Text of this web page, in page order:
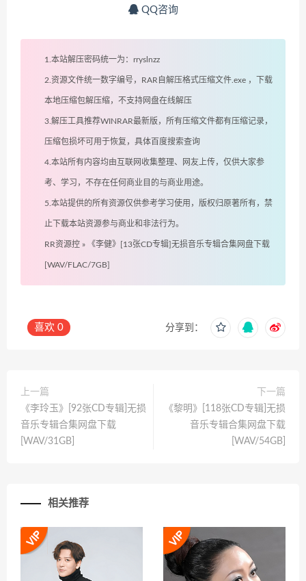
QQ咨询
1.本站解压密码统一为：rryslnzz
2.资源文件统一数字编号，RAR自解压格式压缩文件.exe ，下载
本地压缩包解压缩，不支持网盘在线解压
3.解压工具推荐WINRAR最新版，所有压缩文件都有压缩记录，
压缩包损坏可用于恢复，具体百度搜索查询
4.本站所有内容均由互联网收集整理、网友上传，仅供大家参
考、学习，不存在任何商业目的与商业用途。
5.本站提供的所有资源仅供参考学习使用，版权归原著所有，禁
止下载本站资源参与商业和非法行为。
RR资源控 » 《李健》[13张CD专辑]无损音乐专辑合集网盘下载
[WAV/FLAC/7GB]
喜欢 0 分享到：
上一篇
《李玲玉》[92张CD专辑]无损
音乐专辑合集网盘下载
[WAV/31GB]
下一篇
《黎明》[118张CD专辑]无损
音乐专辑合集网盘下载
[WAV/54GB]
相关推荐